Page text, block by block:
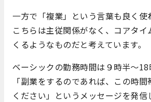
一方で「複業」という言葉も良く使
こちらは主従関係がなく、コアタイ
くるようなものだと考えています。
ベーシックの勤務時間は９時半～18
「副業をするのであれば、この時
ください」というメッセージを発信